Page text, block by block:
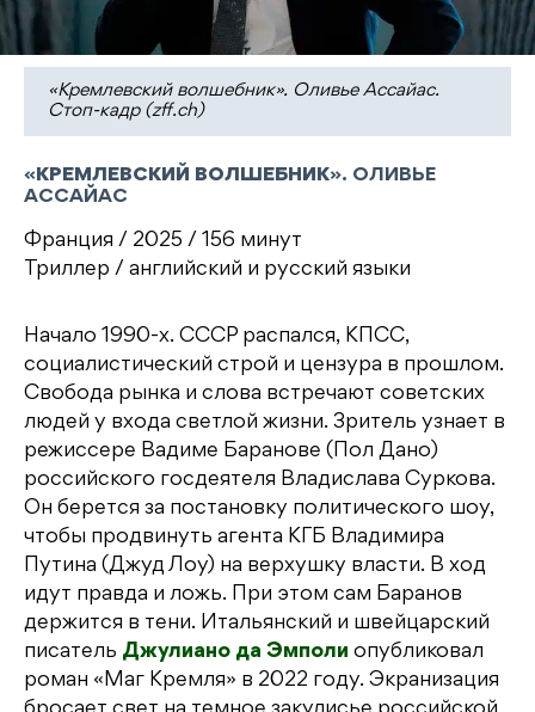
«Кремлевский волшебник». Оливье Ассайас.
Стоп-кадр (zff.ch)
« КРЕМЛЕВСКИЙ ВОЛШЕБНИК». ОЛИВЬЕ
АССАЙАС
Франция / 2025 / 156 минут
Триллер / английский и русский языки
Начало 1990-х. СССР распался, КПСС,
социалистический строй и цензура в прошлом.
Свобода рынка и слова встречают советских
людей у входа светлой жизни. Зритель узнает в
режиссере Вадиме Баранове (Пол Дано)
российского госдеятеля Владислава Суркова.
Он берется за постановку политического шоу,
чтобы продвинуть агента КГБ Владимира
Путина (Джуд Лоу) на верхушку власти. В ход
идут правда и ложь. При этом сам Баранов
держится в тени. Итальянский и швейцарский
писатель Джулиано да Эмполи опубликовал
роман «Маг Кремля» в 2022 году. Экранизация